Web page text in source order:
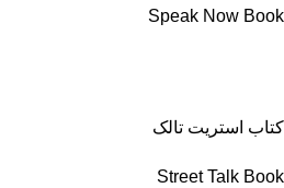
Speak Now Book
کتاب استریت تالک
Street Talk Book